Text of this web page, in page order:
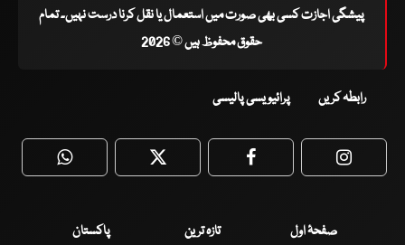
پیشگی اجازت کسی بھی صورت میں استعمال یا نقل کرنا درست نہیں۔ تمام
حقوق محفوظ ہیں © 2026
رابطہ کریں پرائیویسی پالیسی
WhatsApp Twitter Facebook
صفحۂ اول تازہ ترین پاکستان